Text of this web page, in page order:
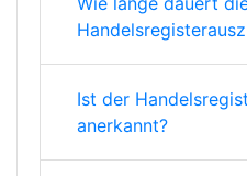
Ist der
anerkannt?